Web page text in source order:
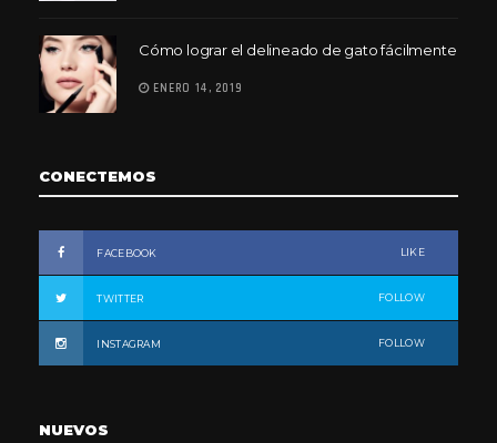
Cómo lograr el delineado de gato fácilmente
ENERO 14, 2019
CONECTEMOS
FACEBOOK LIKE
TWITTER FOLLOW
INSTAGRAM FOLLOW
NUEVOS